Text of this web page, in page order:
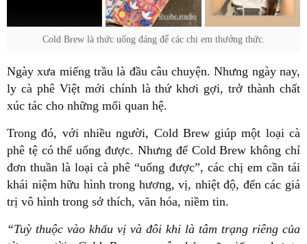
Cold Brew là thức uống đáng để các chị em thưởng thức.
Ngày xưa miếng trầu là đầu câu chuyện. Nhưng ngày nay,
ly cà phê Việt mới chính là thứ khơi gợi, trở thành chất
xúc tác cho những mối quan hệ.
Trong đó, với nhiều người, Cold Brew giúp một loại cà
phê tệ có thể uống được. Nhưng để Cold Brew không chỉ
đơn thuần là loại cà phê “uống được”, các chị em cần tái
khái niệm hữu hình trong hương, vị, nhiệt độ, đến các giá
trị vô hình trong sở thích, văn hóa, niềm tin.
“Tuỳ thuộc vào khẩu vị và đôi khi là tâm trạng riêng của